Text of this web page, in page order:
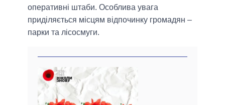
оперативні штаби. Особлива увага
приділяється місцям відпочинку громадян –
парки та лісосмуги.